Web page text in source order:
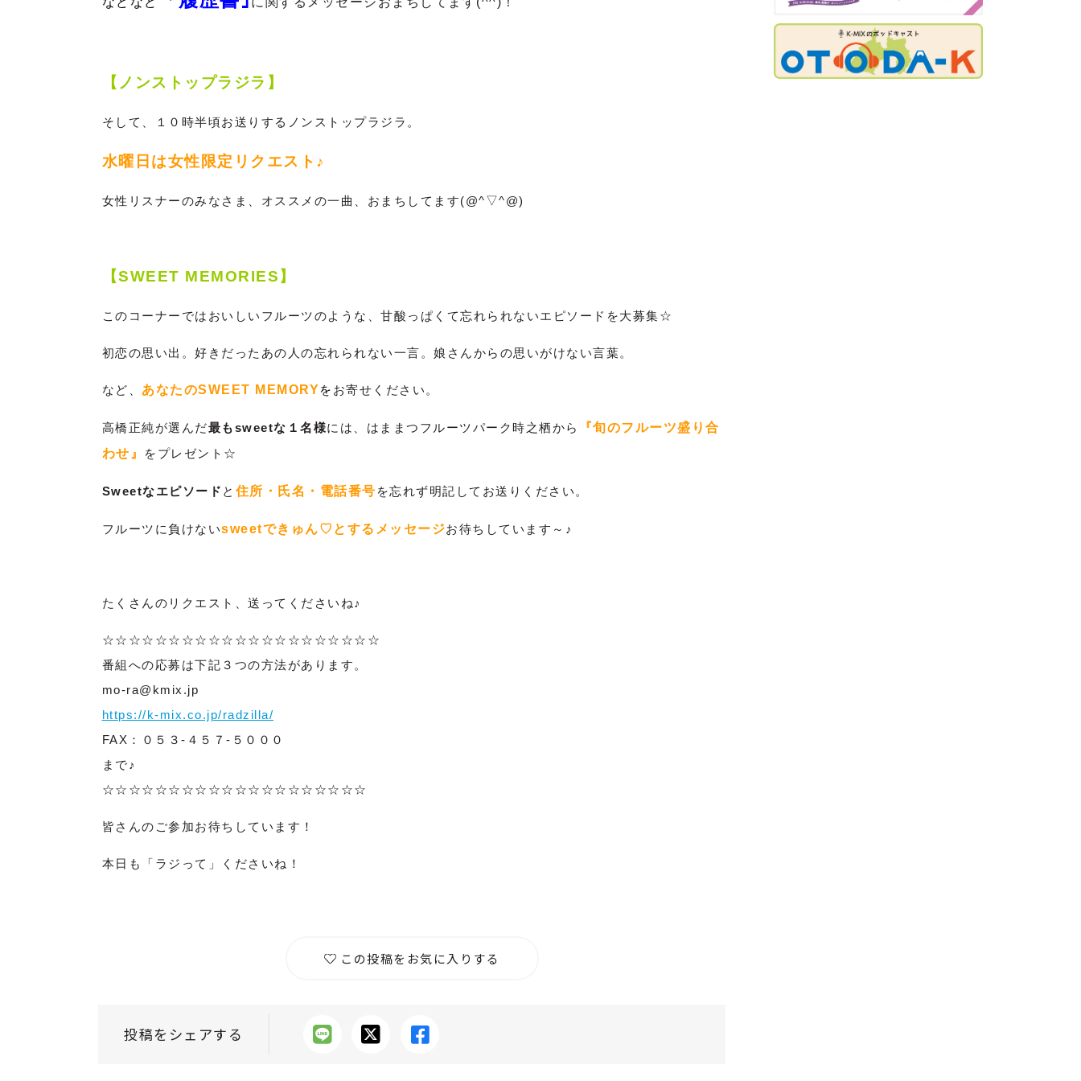
【ノンストップラジラ】
そして、１０時半頃お送りするノンストップラジラ。
水曜日は女性限定リクエスト♪
女性リスナーのみなさま、オススメの一曲、おまちしてます(@^▽^@)
【SWEET MEMORIES】
このコーナーではおいしいフルーツのような、甘酸っぱくて忘れられないエピソードを大募集☆
初恋の思い出。好きだったあの人の忘れられない一言。娘さんからの思いがけない言葉。
など、 あなたのSWEET MEMORYを お寄せください。
高橋正純が選んだ最もsweetな１名様には、はままつフルーツパーク時之栖から
『旬のフルーツ盛り合
わせ』
をプレゼント☆
Sweetなエピソード と 住所・氏名・電話番号 を忘れず明記してお送りください。
フルーツに負けないsweetできゅん♡とするメッセージお待ちしています～♪
たくさんのリクエスト、送ってくださいね♪
☆☆☆☆☆☆☆☆☆☆☆☆☆☆☆☆☆☆☆☆☆
番組への応募は下記３つの方法があります。
mo-ra@kmix.jp
https://k-mix.co.jp/radzilla/
FAX：０５３-４５７-５０００
まで♪
☆☆☆☆☆☆☆☆☆☆☆☆☆☆☆☆☆☆☆☆
皆さんのご参加お待ちしています！
本日も「ラジって」くださいね！
この投稿をお気に入りする
投稿をシェアする